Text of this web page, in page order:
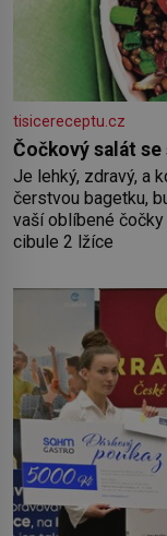
tisicereceptu.cz
Čočkový salát se
Je lehký, zdravý, a
čerstvou bagetku, bude
vaší oblíbené
cibule 2 lžíce